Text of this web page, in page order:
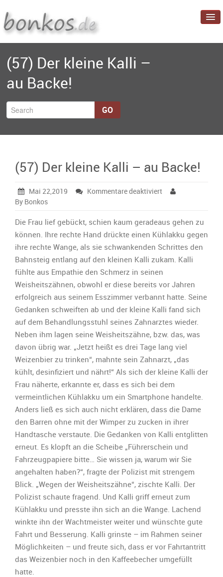
Startseite
Blog
Projekte
Über mich
(57) Der kleine Kalli –
au Backe!
GO
(57) Der kleine Kalli – au Backe!
Mai 22,2019 Kommentare deaktiviertfür
kleine
Kalli
–
au
Backe!
By Bonkos
Die Frau lief gebückt, schien kaum geradeaus gehen zu
können. Ihre rechte Hand drückte einen Kühlakku gegen
ihre rechte Wange, als sie schwankenden Schrittes den
Bahnsteig entlang auf den kleinen Kalli zukam. Kalli
fühlte aus Empathie den Schmerz in seinen
Weisheitszähnen, obwohl er diese bereits vor Jahren
erfolgreich aus seinem Esszimmer verbannt hatte. Seine
Gedanken schweiften ab und der kleine Kalli fand sich
auf dem Behandlungsstuhl seines Zahnarztes wieder.
Neben ihm lagen seine Weisheitszähne, bzw. das, was
davon übrig war. „Jetzt heißt es drei Tage lang viel
Weizenbier zu trinken“, mahnte sein Zahnarzt, „das
kühlt, desinfiziert und nährt!“ Als sich der kleine Kalli der
Frau näherte, erkannte er, dass es sich bei dem
vermeintlichen Kühlakku um ein Smartphone handelte.
Anders ließ es sich auch nicht erklären, dass die Dame
den Barren ohne mit der Wimper zu zucken in ihrer
Handtasche verstaute. Die Gedanken von Kalli entglitten
erneut. Es klopft an die Scheibe „Führerschein und
Fahrzeugpapiere bitte… Sie wissen ja, warum wir Sie
angehalten haben?“, fragte der Polizist mit strengem
Blick. „Wegen der Weisheitszähne“, zischte Kalli. Der
Polizist schaute fragend. Und Kalli griff erneut zum
Kühlakku und presste ihn sich an die Wange. Lachend
winkte ihn der Wachtmeister weiter und wünschte gute
Fahrt und Besserung. Kalli grinste – im Rahmen seiner
Möglichkeiten – und freute sich, dass er vor Fahrtantritt
das Weizenbier noch in den Kaffeebecher umgefüllt
hatte.